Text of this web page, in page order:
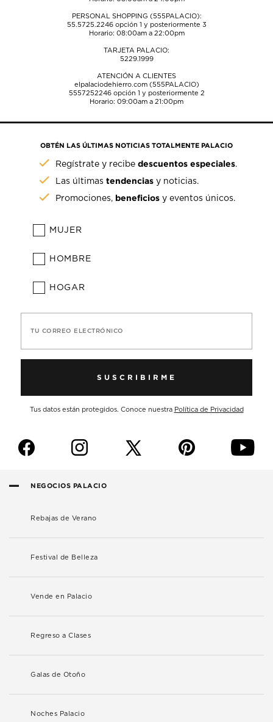
PERSONAL SHOPPING (555PALACIO):
55.5725.2246opción 1 y posteriormente 3
Horario: 08:00am a 22:00pm
TARJETA PALACIO:
5229.1999
ATENCIÓN A CLIENTES
elpalaciodehierro.com (555PALACIO)
5557252246opción 1 y posteriormente 2
Horario: 09:00am a 21:00pm
OBTÉN LAS ÚLTIMAS NOTICIAS TOTALMENTE PALACIO
Regístrate y recibedescuentos especiales.
Las últimastendencias y noticias.
Promociones, beneficios y eventos únicos.
MUJER
HOMBRE
HOGAR
TU CORREO ELECTRÓNICO
SUSCRIBIRME
Tus datos están protegidos. Conoce nuestra Política de Privacidad
f i p y
NEGOCIOS PALACIO
Rebajas de Verano
Festival de Belleza
Vende en Palacio
Regreso a Clases
Galas de Otoño
Noches Palacio